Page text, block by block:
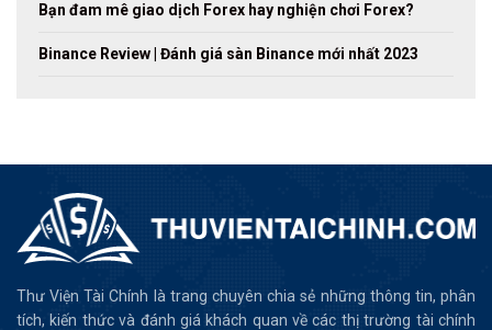
Bạn đam mê giao dịch Forex hay nghiện chơi Forex?
Binance Review | Đánh giá sàn Binance mới nhất 2023
Thư Viện Tài Chính là trang chuyên chia sẻ những thông tin, phân
tích, kiến thức và đánh giá khách quan về các thị trường tài chính